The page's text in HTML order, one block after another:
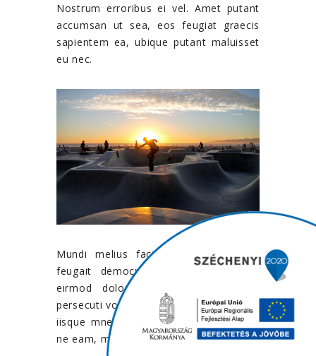
Nostrum erroribus ei vel. Amet putant
accumsan ut sea, eos feugiat graecis
sapientem ea, ubique putant maluisset
eu nec.
Mundi melius facilis ex nam, pri ad
feugait democritum scripserit, ut sit
eirmod dolorum consectetuer. Iusto
persecuti voluptaria eum et, nam in duis
iisque mnesarchum. Quidam ponderum
ne eam, mundi soluta graecis ne mei.